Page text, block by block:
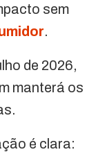
sem
.
de 2026,
manterá os
é clara: